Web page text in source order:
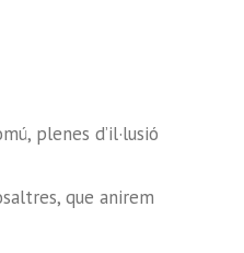
plenes d’il·lusió
que anirem